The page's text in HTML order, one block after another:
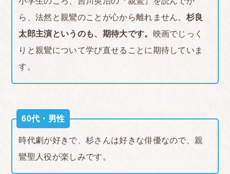
ら、法然と親鸞のことが心から離れません。 杉良
太郎主演というのも、期待大です。 映画でじっく
りと親鸞について学び直せることに期待していま
す。
60代・男性
時代劇が好きで、杉さんは好きな俳優なので、親
鸞聖人役が楽しみです。